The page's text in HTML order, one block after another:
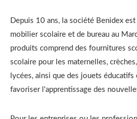
Depuis 10 ans, la société Benidex
mobilier scolaire et de bureau au
produits comprend des fournitures
scolaire pour les maternelles,
lycées, ainsi que des jouets
favoriser l'apprentissage des